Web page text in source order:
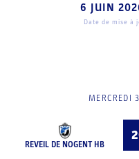
6 JUIN
Date de mise à
MERCREDI
REVEIL DE NOGENT HB